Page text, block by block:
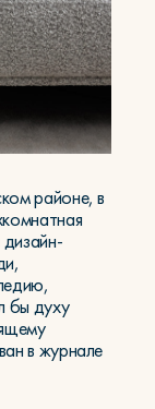
районе, в
бы духу
в журнале